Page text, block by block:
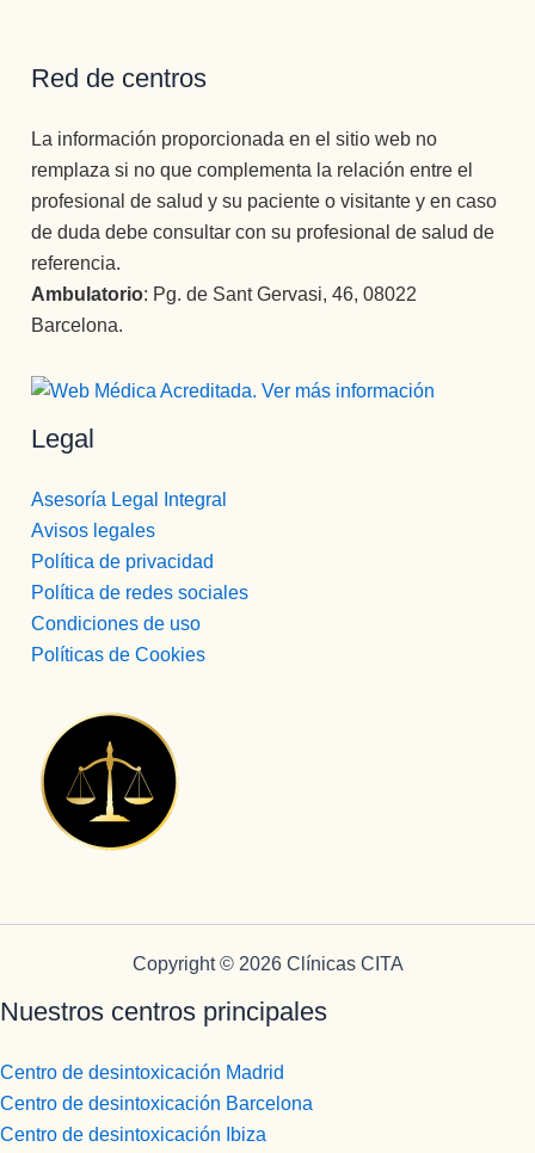
Red de centros
La información proporcionada en el sitio web no
remplaza si no que complementa la relación entre el
profesional de salud y su paciente o visitante y en caso
de duda debe consultar con su profesional de salud de
referencia.
Ambulatorio: Pg. de Sant Gervasi, 46, 08022
Barcelona.
Legal
Asesoría Legal Integral
Avisos legales
Política de privacidad
Política de redes sociales
Condiciones de uso
Políticas de Cookies
Copyright © 2026 Clínicas CITA
Nuestros centros principales
Centro de desintoxicación Madrid
Centro de desintoxicación Barcelona
Centro de desintoxicación Ibiza